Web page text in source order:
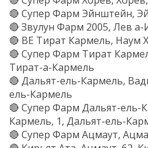
🔴 Супер Фарм Эйнштейн,
🔴 Звулун Фарм 2005, Лев
🔴 BE Тират Кармель, Наум
🔴 Супер Фарм Тират
Тират-а-Кармель
🔴 Дальят-ель-Кармель,
ель-Кармель
🔴 Супер Фарм Дальят-ель-
Кармель, 1, Дальят-ель-
🔴 Супер Фарм Ацмаут,